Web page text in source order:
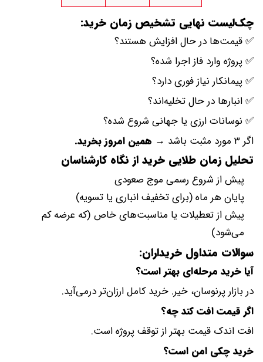
چک‌لیست نهایی تشخیص زمان خرید:
✅ قیمت‌ها در حال افزایش هستند؟
✅ پروژه وارد فاز اجرا شده؟
✅ پیمانکار نیاز فوری دارد؟
✅ انبارها در حال تخلیه‌اند؟
✅ نوسانات ارزی یا جهانی شروع شده؟
اگر ۳ مورد مثبت باشد →
همین امروز بخرید.
تحلیل زمان طلایی خرید از نگاه کارشناسان
پیش از شروع رسمی موج صعودی
پایان هر ماه (برای تخفیف انباری یا تسویه)
پیش از تعطیلات یا مناسبت‌های خاص (که عرضه کم
می‌شود)
سوالات متداول خریداران:
آیا خرید مرحله‌ای بهتر است؟
در بازار پرنوسان، خیر. خرید کامل ارزان‌تر درمی‌آید.
اگر قیمت افت کند چه؟
افت اندک قیمت بهتر از توقف پروژه است.
خرید چکی امن است؟